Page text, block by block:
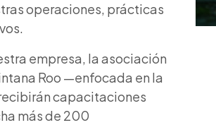
operaciones, prácticas
empresa, la asociación
Roo —enfocada en la
capacitaciones
más de 200